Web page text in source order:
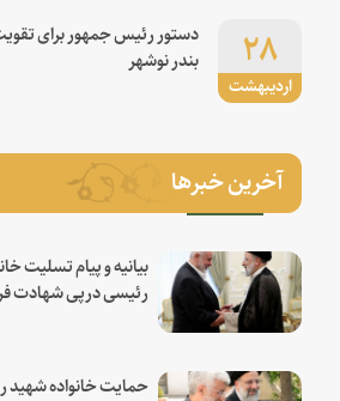
اردیبهشت
۲۸
دستور رئیس جمهور برای
بندر نوشهر
آخرین خبرها
بیانیه و پیام تسلیت
رئیسی درپی شهادت
حمایت خانواده شهید